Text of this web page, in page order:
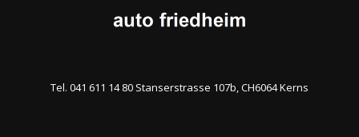
Tel. 041 611 14 80 Stanserstrasse 107b, CH6064 Kerns